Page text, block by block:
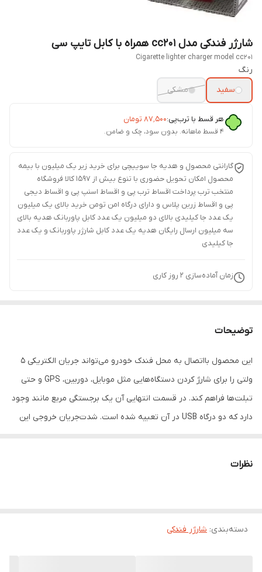
شارژر فندکی مدل cc201 همراه با کابل تایپ سی
Cigarette lighter charger model cc201
رنگ
سفید
مشکی
هر قسط با ترب‌پی:۸۷٬۵۰۰ تومان
۴ قسط ماهانه. بدون سود، چک و ضامن.
گارانتی محصول و هدیه جا سوییچی برای خرید زیر یک میلیون با بیمه
محصول امکان تحویل حضوری با تنوع بیش از 1597 کالا فروشگاه
منتخب ترب پرداخت اقساط ترب پی و اقساط اسنپ پی و اقساط دیجی
پی و اقساط زرین پلاس و دارای درگاه امن تومن خرید بالای یک میلیون
یک عدد جا کیلیدی بالای دو میلیون یک عدد کابل پاوربانک هدیه بالای
سه میلیون ارسال رایگان هدیه یک عدد کابل شارژر پاوربانک و یک عدد
جا کیلیدی
زمان آماده‌سازی 2 روز کاری
توضیحات
این محصول بااتصال به محل فندک خودرو می‌تواند جریان الکتریکی 5
ولتی را برای شارژ کردن دستگاه‌هایی مثل موبایل، دوربین، GPS و حتی
تبلت‌ها فراهم کند. در قسمت انتهایی آن یک برجستگی مربع مانند وجود
دارد که دو درگاه USB در آن تعبیه شده است. شدت‌جریان خروجی این
نظرات
دسته‌بندی: شارژر فندکی